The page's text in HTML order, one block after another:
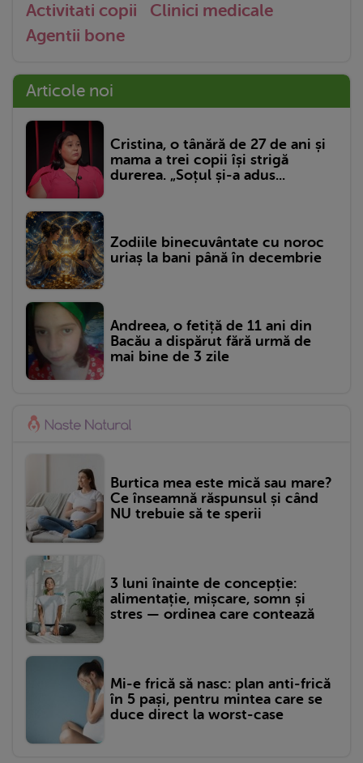
Activitati copii
Clinici medicale
Agentii bone
Articole noi
Cristina, o tânără de 27 de ani și
mama a trei copii își strigă
durerea. „Soțul și-a adus...
Zodiile binecuvântate cu noroc
uriaș la bani până în decembrie
Andreea, o fetiță de 11 ani din
Bacău a dispărut fără urmă de
mai bine de 3 zile
Burtica mea este mică sau mare?
Ce înseamnă răspunsul și când
NU trebuie să te sperii
3 luni înainte de concepție:
alimentație, mișcare, somn și
stres — ordinea care contează
Mi-e frică să nasc: plan anti-frică
în 5 pași, pentru mintea care se
duce direct la worst-case